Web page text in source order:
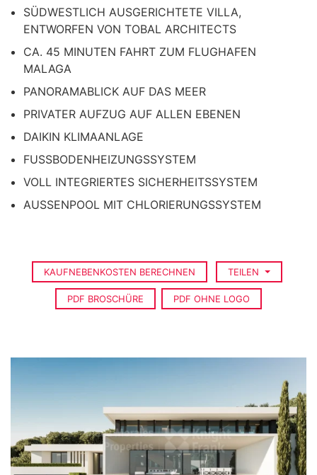
SÜDWESTLICH AUSGERICHTETE VILLA,
ENTWORFEN VON TOBAL ARCHITECTS
CA. 45 MINUTEN FAHRT ZUM FLUGHAFEN
MALAGA
PANORAMABLICK AUF DAS MEER
PRIVATER AUFZUG AUF ALLEN EBENEN
DAIKIN KLIMAANLAGE
FUSSBODENHEIZUNGSSYSTEM
VOLL INTEGRIERTES SICHERHEITSSYSTEM
AUSSENPOOL MIT CHLORIERUNGSSYSTEM
KAUFNEBENKOSTEN BERECHNEN TEILEN
PDF BROSCHÜRE PDF OHNE LOGO